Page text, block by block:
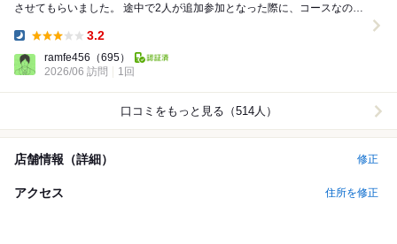
させてもらいました。 途中で2人が追加参加となった際に、コースなのに
3.2
ramfe456 （695）
2026/06 訪問
1回
口コミをもっと見る（514人）
店舗情報（詳細） 修正
アクセス 住所を修正